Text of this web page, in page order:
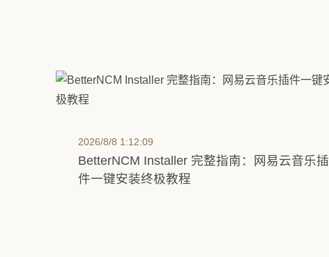
2026/8/8 1:12:09
BetterNCM Installer 完整指南：网易云音乐插
件一键安装终极教程